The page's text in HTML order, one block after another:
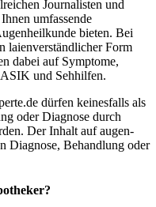
Journalisten und
umfassende
bieten. Bei
laienverständlicher Form
dabei auf Symptome,
und Sehhilfen.
dürfen keinesfalls als
oder Diagnose durch
Der Inhalt auf augen-
Diagnose, Behandlung oder